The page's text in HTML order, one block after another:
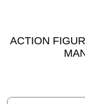
ACTION